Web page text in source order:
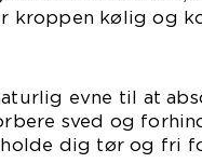
kroppen kølig og
evne til at
sved og
dig tør og fri